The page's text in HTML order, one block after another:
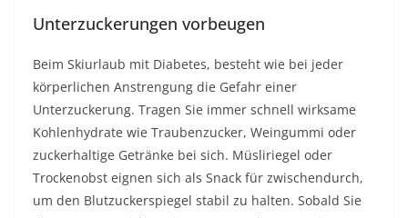
Unterzuckerungen vorbeugen
Beim Skiurlaub mit Diabetes, besteht wie bei jeder
körperlichen Anstrengung die Gefahr einer
Unterzuckerung. Tragen Sie immer schnell wirksame
Kohlenhydrate wie Traubenzucker, Weingummi oder
zuckerhaltige Getränke bei sich. Müsliriegel oder
Trockenobst eignen sich als Snack für zwischendurch,
um den Blutzuckerspiegel stabil zu halten. Sobald Sie